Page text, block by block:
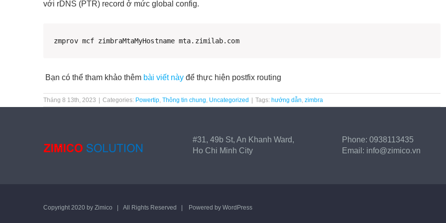
với rDNS (PTR) record ở mức global config.
zmprov mcf zimbraMtaMyHostname mta.zimilab.com
Bạn có thể tham khảo thêm bài viết này để thực hiện postfix routing
Tháng 8 13th, 2023 Categories: Powertip, Thông tin chung, Uncategorized Tags: hướng dẫn, zimbra
#31, 49b St, An Khanh Ward,
Ho Chi Minh City
Phone: 0938113435
Email: info@zimico.vn
Copyright 2020 by Zimico | All Rights Reserved | Powered by WordPress